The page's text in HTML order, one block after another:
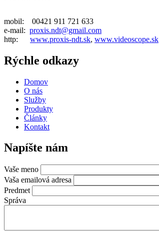
mobil: 00421 911 721 633
e-mail: proxis.ndt@gmail.com
http: www.proxis-ndt.sk, www.videoscope.sk
Rýchle odkazy
Domov
O nás
Služby
Produkty
Články
Kontakt
Napíšte nám
Vaše meno
Vaša emailová adresa
Predmet
Správa